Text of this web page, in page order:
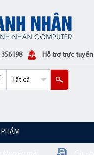
Hỗ trợ trực tuyến
PHẨM